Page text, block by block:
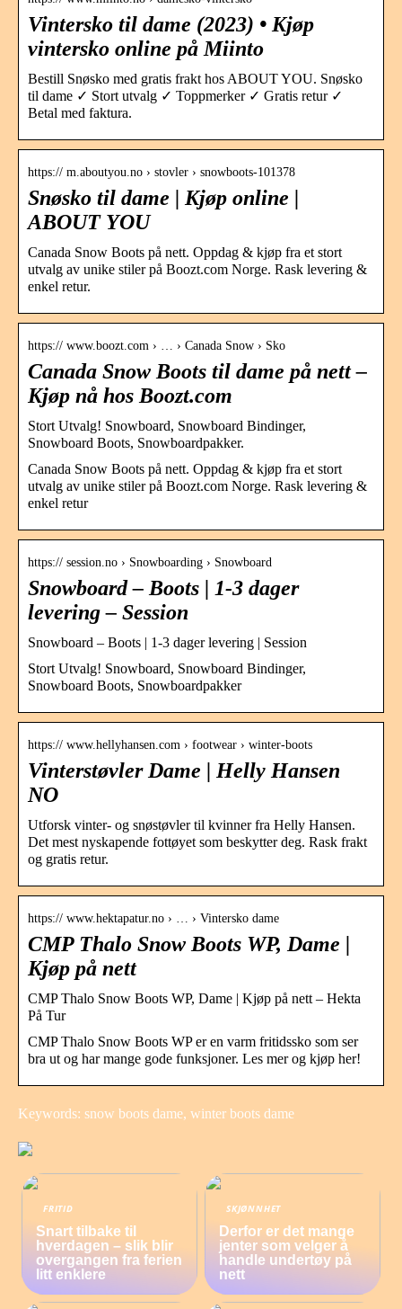
Vintersko til dame (2023) • Kjøp
vintersko online på Miinto
Bestill Snøsko med gratis frakt hos ABOUT YOU. Snøsko
til dame ✓ Stort utvalg ✓ Toppmerker ✓ Gratis retur ✓
Betal med faktura.
https:// m.aboutyou.no › stovler › snowboots-101378
Snøsko til dame | Kjøp online |
ABOUT YOU
Canada Snow Boots på nett. Oppdag & kjøp fra et stort
utvalg av unike stiler på Boozt.com Norge. Rask levering &
enkel retur.
https:// www.boozt.com › … › Canada Snow › Sko
Canada Snow Boots til dame på nett –
Kjøp nå hos Boozt.com
Stort Utvalg! Snowboard, Snowboard Bindinger,
Snowboard Boots, Snowboardpakker.
Canada Snow Boots på nett. Oppdag & kjøp fra et stort
utvalg av unike stiler på Boozt.com Norge. Rask levering &
enkel retur
https:// session.no › Snowboarding › Snowboard
Snowboard – Boots | 1-3 dager
levering – Session
Snowboard – Boots | 1-3 dager levering | Session
Stort Utvalg! Snowboard, Snowboard Bindinger,
Snowboard Boots, Snowboardpakker
https:// www.hellyhansen.com › footwear › winter-boots
Vinterstøvler Dame | Helly Hansen
NO
Utforsk vinter- og snøstøvler til kvinner fra Helly Hansen.
Det mest nyskapende fottøyet som beskytter deg. Rask frakt
og gratis retur.
https:// www.hektapatur.no › … › Vintersko dame
CMP Thalo Snow Boots WP, Dame |
Kjøp på nett
CMP Thalo Snow Boots WP, Dame | Kjøp på nett – Hekta
På Tur
CMP Thalo Snow Boots WP er en varm fritidssko som ser
bra ut og har mange gode funksjoner. Les mer og kjøp her!
Keywords: snow boots dame, winter boots dame
FRITID
Snart tilbake til
hverdagen – slik blir
overgangen fra ferien
litt enklere
SKJØNNHET
Derfor er det mange
jenter som velger å
handle undertøy på
nett